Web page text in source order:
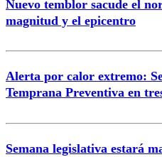
Nuevo temblor sacude el
magnitud y el epicentro
Alerta por calor extremo:
Temprana Preventiva en
Semana legislativa estará